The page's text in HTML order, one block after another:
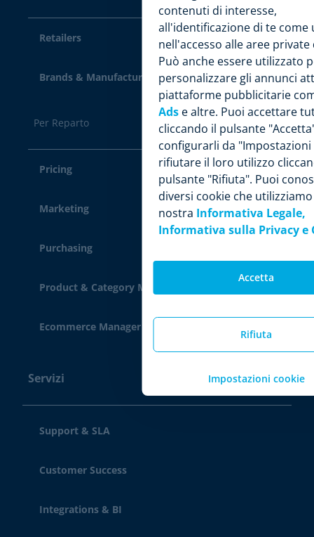
contenuti di interesse,
all'identificazione di te come
nell'accesso alle aree private
Può anche essere utilizzato
personalizzare gli annunci
piattaforme pubblicitarie
Ads e altre. Puoi accettare
cliccando il pulsante
configurarli da "Impostazioni
rifiutare il loro utilizzo
pulsante "Rifiuta". Puoi
diversi cookie che
nostra Informativa Legale,
Informativa sulla Privacy e
Rifiuta
Accetta
Impostazioni cookie
Retailers
Brands & Manufacturers
Per Reparto
Pricing
Marketing
Purchasing
Product & Category Manager
Ecommerce Manager
Servizi
Support & SLA
Customer Success
Integrations & BI